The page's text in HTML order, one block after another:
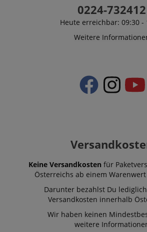
0224-732412
Heute erreichbar: 09:30 -
Weitere
Keine Versandkosten für
Österreichs ab einem Warenwert
Darunter bezahlst Du
Versandkosten innerhalb
Wir haben keinen
weitere